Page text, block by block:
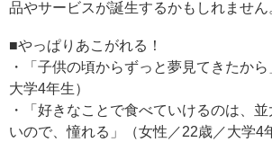
品やサービスが誕生するかもしれません
■やっぱりあこがれる！
・「子供の頃からずっと夢見てきたか
大学4年生）
・「好きなことで食べていけるのは、
いので、憧れる」（女性／22歳／大学4